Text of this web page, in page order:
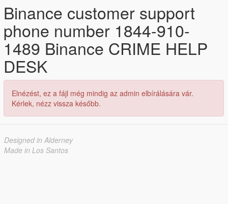
Binance customer support
phone number 1844-910-
1489 Binance CRIME HELP
DESK
Elnézést, ez a fájl még mindig az admin elbírálására vár.
Kérlek, nézz vissza később.
Designed in Alderney
Made in Los Santos